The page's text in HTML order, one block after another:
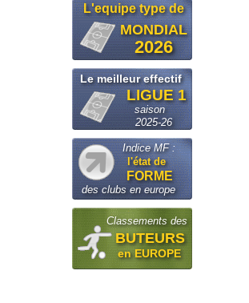
L'equipe type de
MONDIAL
2026
Le meilleur effectif
LIGUE 1
saison
2025-26
Indice MF :
l'état de
FORME
des clubs en europe
Classements des
BUTEURS
en EUROPE